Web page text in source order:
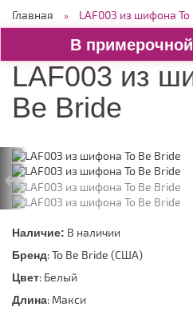
Главная LAF003 из шифона To
LAF003 из
Be Bride
←
Наличие: В наличии
Бренд: To Be Bride (США)
Цвет: Белый
Длина: Макси